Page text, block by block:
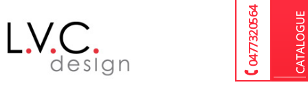
04 77 32 05 64